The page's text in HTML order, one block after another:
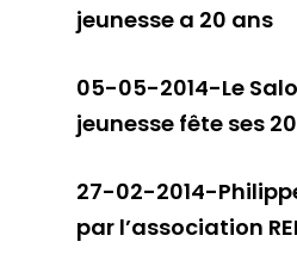
jeunesse a 20 ans
05-05-2014-Le
jeunesse fête ses
27-02-2014-
par l’association